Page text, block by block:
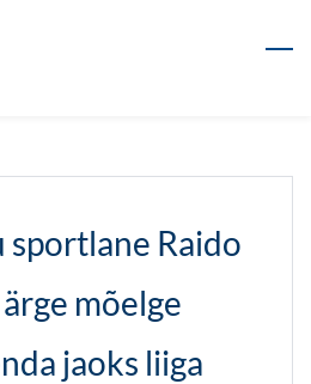
sportlane Raido
mõelge
jaoks liiga